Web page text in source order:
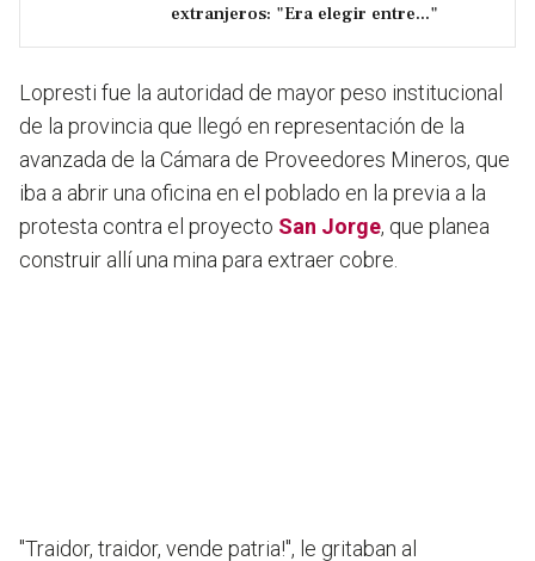
extranjeros: "Era elegir entre..."
Lopresti fue la autoridad de mayor peso institucional
de la provincia que llegó en representación de la
avanzada de la Cámara de Proveedores Mineros, que
iba a abrir una oficina en el poblado en la previa a la
protesta contra el proyecto San Jorge, que planea
construir allí una mina para extraer cobre.
"Traidor, traidor, vende patria!", le gritaban al